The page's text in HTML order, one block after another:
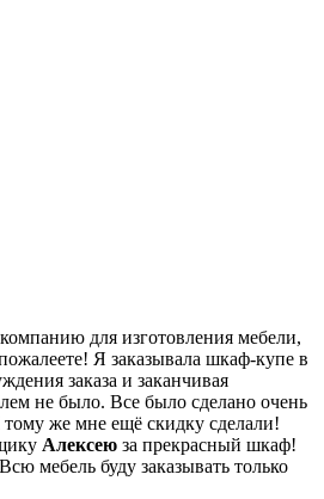
для изготовления мебели,
Я заказывала шкаф-купе в
заказа и заканчивая
не было. Все было сделано очень
же мне ещё скидку сделали!
Алексею за прекрасный шкаф!
мебель буду заказывать только